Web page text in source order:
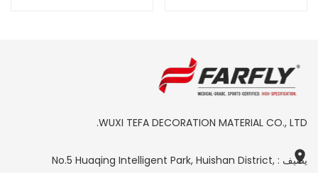
WUXI TEFA DECORATION MATERIAL CO., LTD.
يضيف : No.5 Huaqing Intelligent Park, Huishan District,